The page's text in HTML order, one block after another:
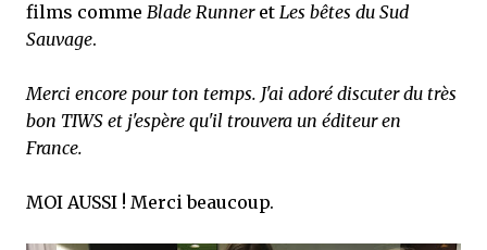
films comme Blade Runneret Les bêtes du Sud
Sauvage.
Merci encore pour ton temps. J'ai adoré discuter du très
bon TIWS et j'espère qu'il trouvera un éditeur en
France.
MOI AUSSI ! Merci beaucoup.